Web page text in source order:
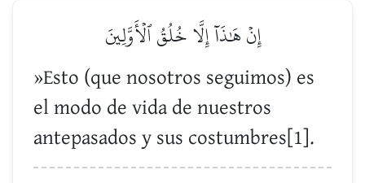
إِنۡ هَٰذَآ إِلَّا خُلُقُ ٱلۡأَوَّلِينَ
»Esto (que nosotros seguimos) es
el modo de vida de nuestros
antepasados y sus costumbres[1].